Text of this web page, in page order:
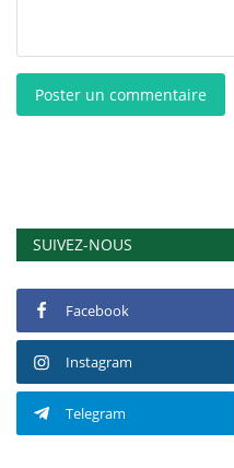
Poster un commentaire
SUIVEZ-NOUS
Facebook
Instagram
Telegram